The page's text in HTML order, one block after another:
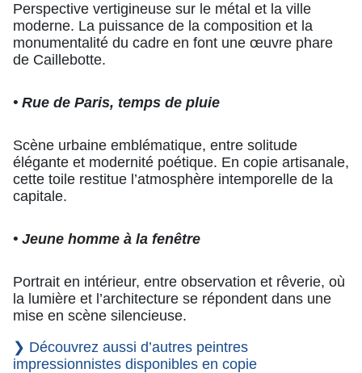
Perspective vertigineuse sur le métal et la ville
moderne. La puissance de la composition et la
monumentalité du cadre en font une œuvre phare
de Caillebotte.
• Rue de Paris, temps de pluie
Scène urbaine emblématique, entre solitude
élégante et modernité poétique. En copie artisanale,
cette toile restitue l’atmosphère intemporelle de la
capitale.
• Jeune homme à la fenêtre
Portrait en intérieur, entre observation et rêverie, où
la lumière et l’architecture se répondent dans une
mise en scène silencieuse.
❯ Découvrez aussi d’autres peintres
impressionnistes disponibles en copie